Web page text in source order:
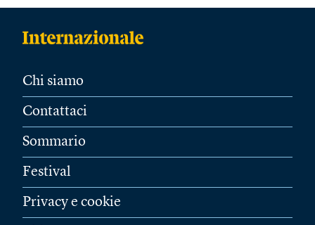
Chi siamo
Contattaci
Sommario
Festival
Privacy e cookie